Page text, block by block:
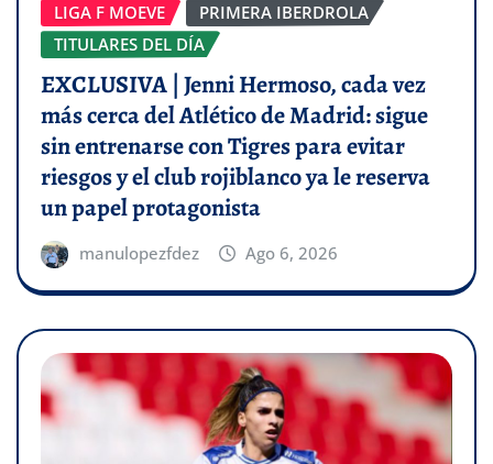
LIGA F MOEVE
PRIMERA IBERDROLA
TITULARES DEL DÍA
EXCLUSIVA | Jenni Hermoso, cada vez
más cerca del Atlético de Madrid: sigue
sin entrenarse con Tigres para evitar
riesgos y el club rojiblanco ya le reserva
un papel protagonista
manulopezfdez Ago 6, 2026